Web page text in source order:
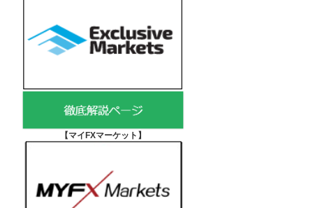
【マイFXマーケット 】